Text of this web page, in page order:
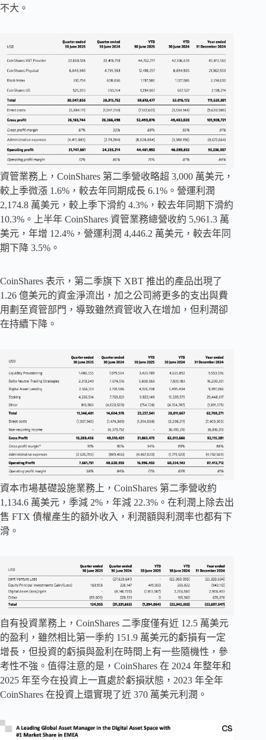
不大。
資管業務上，CoinShares 第二季營收略超 3,000 萬美元，
較上季微漲 1.6%，較去年同期成長 6.1%。營運利潤
2,174.8 萬美元，較上季下滑約 4.3%，較去年同期下滑約
10.3%。上半年 CoinShares 資管業務總營收約 5,961.3 萬
美元，年增 12.4%，營運利潤 4,446.2 萬美元，較去年同
期下降 3.5%。
CoinShares 表示，第二季旗下 XBT 推出的產品出現了
1.26 億美元的資金淨流出，加之公司將更多的支出與費
用劃至資管部門，導致雖然資管收入在增加，但利潤卻
在持續下降。
資本市場基礎設施​​業務上，CoinShares 第二季營收約
1,134.6 萬美元，季減 2%，年減 22.3%。在利潤上除去出
售 FTX 債權產生的額外收入，利潤額與利潤率也都有下
滑。
自有投資業務上，CoinShares 二季度僅有近 12.5 萬美元
的盈利，雖然相比第一季約 151.9 萬美元的虧損有一定
增長，但投資的虧損與盈利在時間上有一些隨機性，參
考性不強。值得注意的是，CoinShares 在 2024 年整年和
2025 年至今在投資上一直處於虧損狀態，2023 年全年
CoinShares 在投資上還實現了近 370 萬美元利潤。